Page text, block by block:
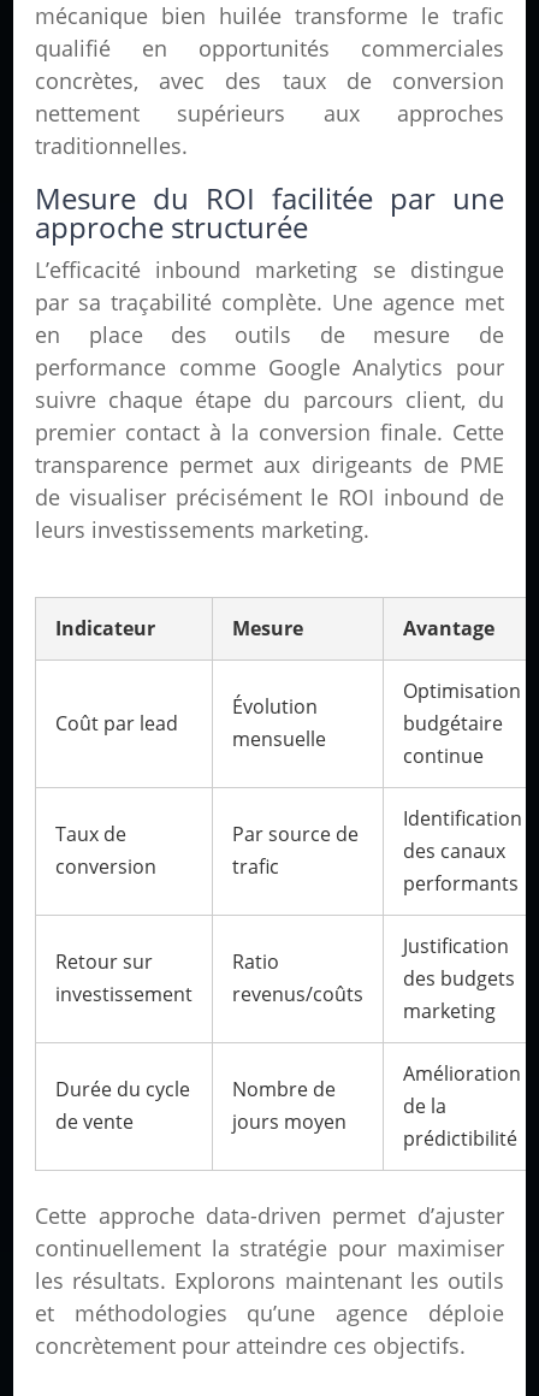
mécanique bien huilée transforme le trafic
qualifié en opportunités commerciales
concrètes, avec des taux de conversion
nettement supérieurs aux approches
traditionnelles.
Mesure du ROI facilitée par une
approche structurée
L’efficacité inbound marketing se distingue
par sa traçabilité complète. Une agence met
en place des outils de mesure de
performance comme Google Analytics pour
suivre chaque étape du parcours client, du
premier contact à la conversion finale. Cette
transparence permet aux dirigeants de PME
de visualiser précisément le ROI inbound de
leurs investissements marketing.
Indicateur Mesure Avantage
Coût par lead
Évolution
mensuelle
Optimisation
budgétaire
continue
Taux de
conversion
Par source de
trafic
Identification
des canaux
performants
Retour sur
investissement
Ratio
revenus/coûts
Justification
des budgets
marketing
Durée du cycle
de vente
Nombre de
jours moyen
Amélioration
de la
prédictibilité
Cette approche data-driven permet d’ajuster
continuellement la stratégie pour maximiser
les résultats. Explorons maintenant les outils
et méthodologies qu’une agence déploie
concrètement pour atteindre ces objectifs.